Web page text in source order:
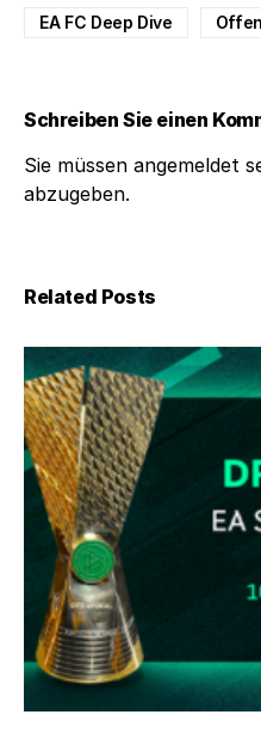
EA FC Deep Dive
Schreiben Sie einen
Sie müssen angemeldet
abzugeben.
Related Posts